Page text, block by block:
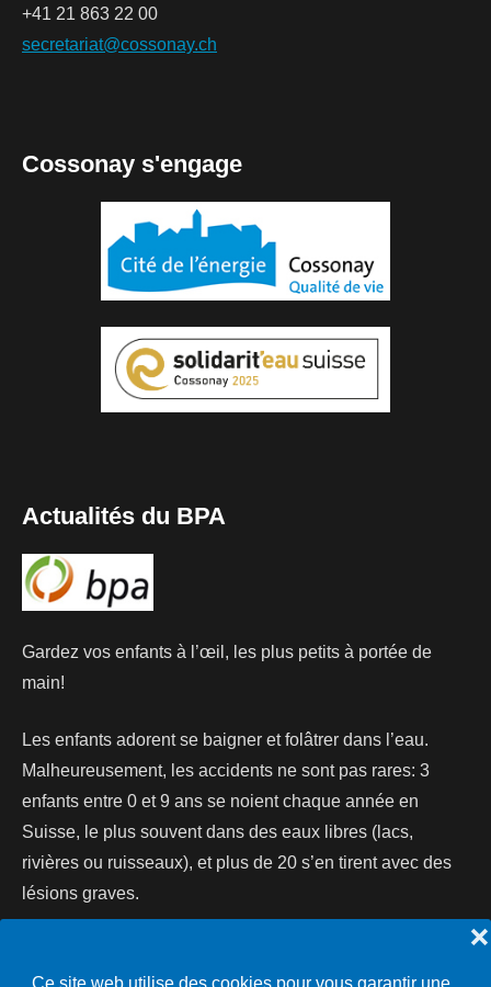
❌
+41 21 863 22 00
secretariat@cossonay.ch
Cossonay s'engage
Actualités du BPA
Gardez vos enfants à l’œil, les plus petits à portée de
main!
Les enfants adorent se baigner et folâtrer dans l’eau.
Malheureusement, les accidents ne sont pas rares: 3
enfants entre 0 et 9 ans se noient chaque année en
Suisse, le plus souvent dans des eaux libres (lacs,
rivières ou ruisseaux), et plus de 20 s’en tirent avec des
lésions graves.